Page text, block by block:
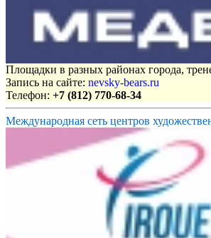
Площадки в разных районах города,
Запись на сайте: nevsky-bears.ru
Телефон: +7 (812) 770-68-34
Международная сеть центров